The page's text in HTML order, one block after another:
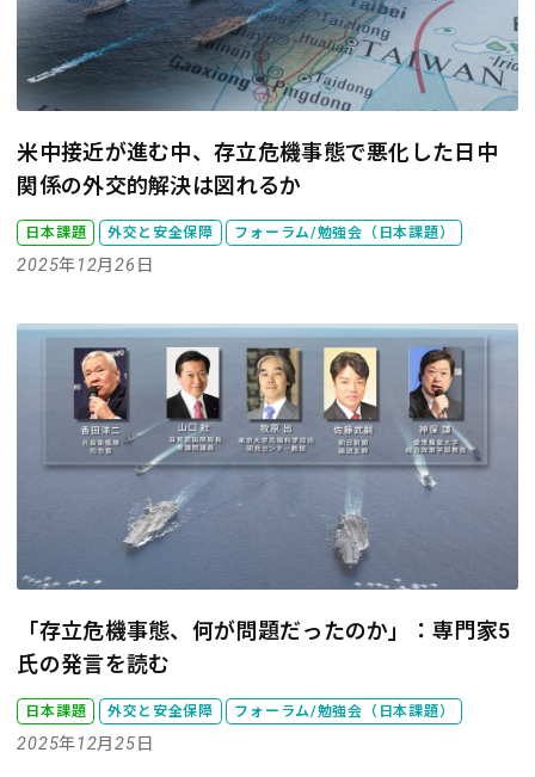
米中接近が進む中、存立危機事態で悪化した日中
関係の外交的解決は図れるか
日本課題 外交と安全保障 フォーラム/勉強会（日本課題）
2025年12月26日
「存立危機事態、何が問題だったのか」：専門家5
氏の発言を読む
日本課題 外交と安全保障 フォーラム/勉強会（日本課題）
2025年12月25日